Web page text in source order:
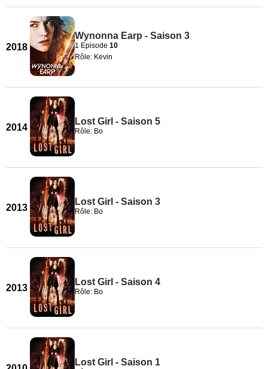
2018
Wynonna Earp - Saison 3
1 Episode 10
Rôle: Kevin
2014
Lost Girl - Saison 5
Rôle: Bo
2013
Lost Girl - Saison 3
Rôle: Bo
2013
Lost Girl - Saison 4
Rôle: Bo
Lost Girl - Saison 1